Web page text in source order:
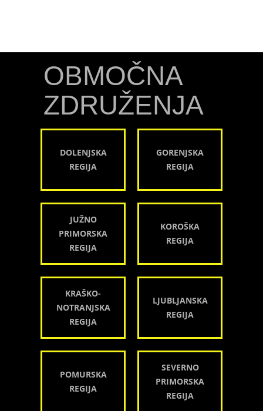
OBMOČNA
ZDRUŽENJA
DOLENJSKA
REGIJA
GORENJSKA
REGIJA
JUŽNO
PRIMORSKA
REGIJA
KOROŠKA
REGIJA
KRAŠKO-
NOTRANJSKA
REGIJA
LJUBLJANSKA
REGIJA
POMURSKA
REGIJA
SEVERNO
PRIMORSKA
REGIJA